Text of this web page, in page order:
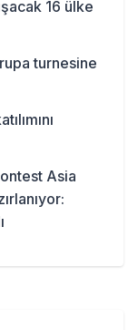
16 ülke
turnesine
Asia